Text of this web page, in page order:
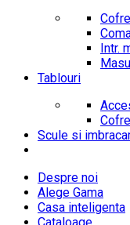
Intr.
Tablouri
Scule si
Despre noi
Alege Gama
Casa inteligenta